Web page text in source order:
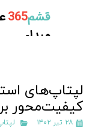
قشم‌365
مبداء
لپتاپ‌های
کیفیت‌محور
۲۸ تیر ۱۴۰۲